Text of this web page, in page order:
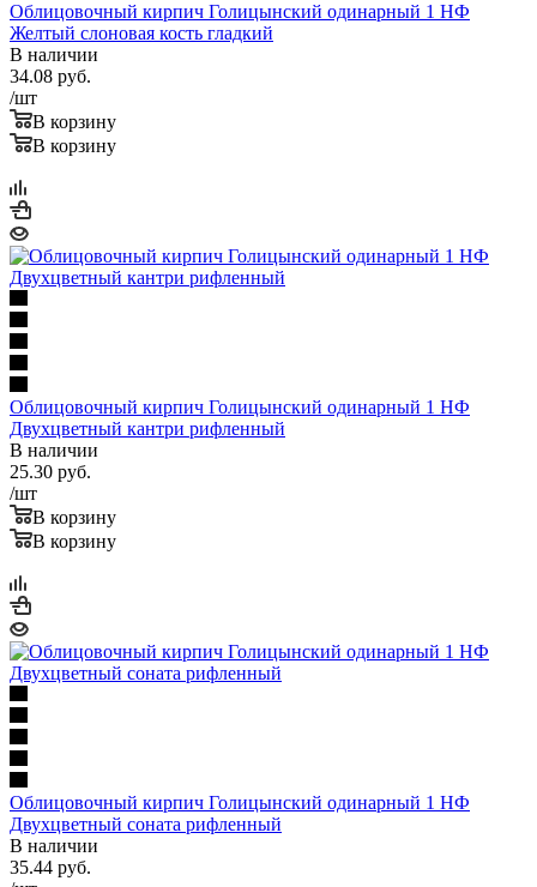
Облицовочный кирпич Голицынский одинарный 1 НФ
Желтый слоновая кость гладкий
В наличии
34.08 руб.
/шт
В корзину
В корзину
Облицовочный кирпич Голицынский одинарный 1 НФ
Двухцветный кантри рифленный
В наличии
25.30 руб.
/шт
В корзину
В корзину
Облицовочный кирпич Голицынский одинарный 1 НФ
Двухцветный соната рифленный
В наличии
35.44 руб.